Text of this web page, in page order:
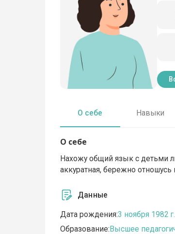
О себе Навыки
О себе
Нахожу общий язык с детьми
аккуратная, бережно
Данные
Дата рождения:3 ноября 1982 г.
Образование:Высшее